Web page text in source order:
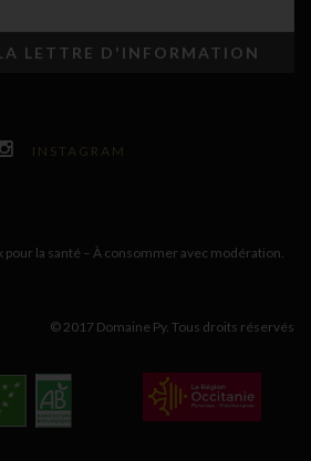
INSTAGRAM
pour la santé – À consommer avec modération.
© 2017 Domaine Py. Tous droits réservés